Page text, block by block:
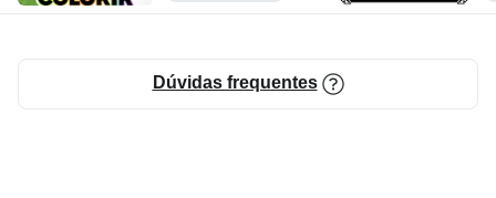
Dúvidas frequentes